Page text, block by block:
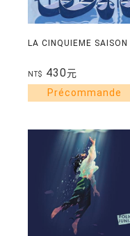
LA CINQUIEME SAISON
NT$ 430元